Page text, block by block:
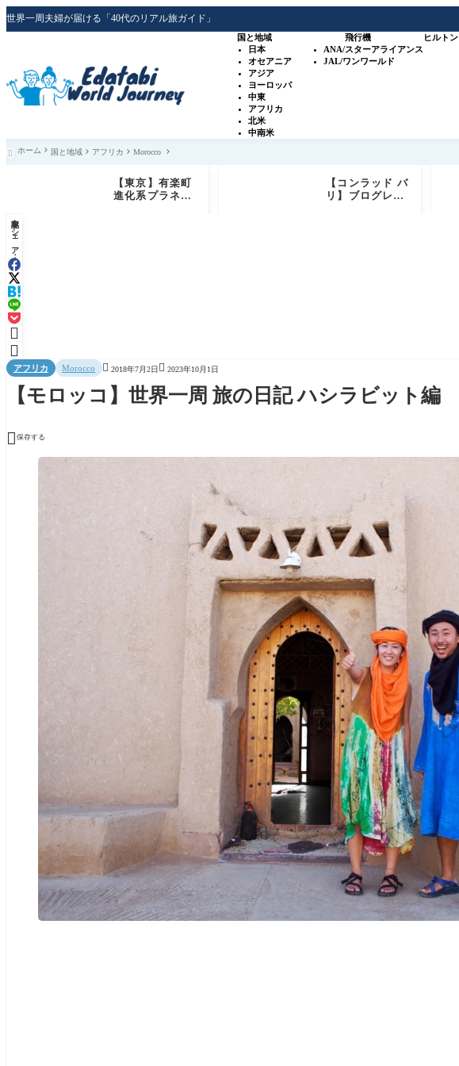
世界一周夫婦が届ける「40代のリアル旅ガイド」
国と地域
日本
オセアニア
アジア
ヨーロッパ
中東
アフリカ
北米
中南米
飛行機
ANA/スターアライアンス
JAL/ワンワールド
ヒルトン
 ホーム 国と地域 アフリカ Morocco
【東京】有楽町
進化系プラネタ
【コンラッド バ
リ】ブログレビ
記事をシェア：


アフリカ Morocco  2018年7月2日  2023年10月1日
【モロッコ】世界一周 旅の日記 ハシラビット編
 保存する